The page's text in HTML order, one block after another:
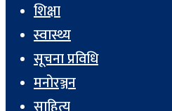
शिक्षा
स्वास्थ्य
सूचना प्रविधि
मनोरञ्जन